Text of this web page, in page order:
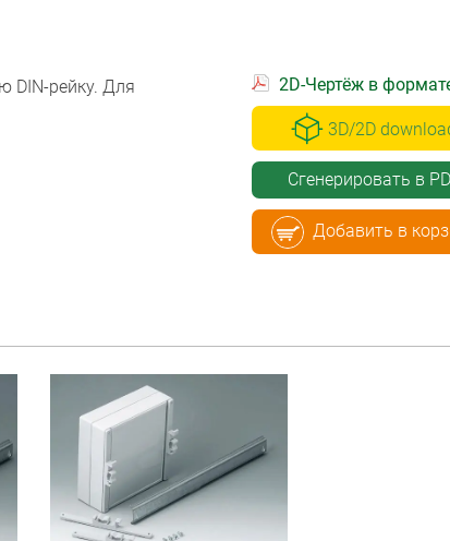
DIN-рейку. Для
2D-Чертёж в
3D/2D
Сгенерировать в
Добавить в